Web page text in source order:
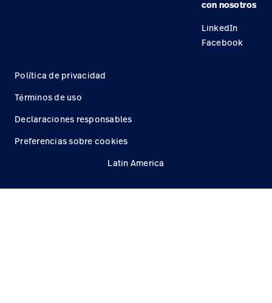
con nosotros
LinkedIn
Facebook
Política de privacidad
Términos de uso
Declaraciones responsables
Preferencias sobre cookies
Latin America